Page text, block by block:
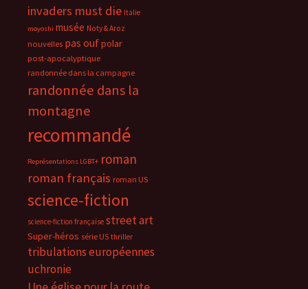
invaders must die Italie
moyoshi musée Noty & Aroz
nouvelles pas oufpolar
post-apocalyptique
randonnée dans la campagne
randonnée dans la
montagne
recommandé
Représentations LGBT+ roman
roman français roman US
science-fiction
science-fiction française street art
Super-héros série US thriller
tribulations européennes
uchronie